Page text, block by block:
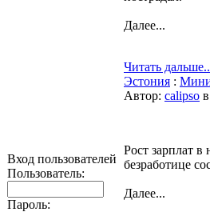
Вход пользователей
Пользователь:
Пароль:
Далее...
Читать
Эстония :
Автор: calipso
Рост зарплат
безработице
Далее...